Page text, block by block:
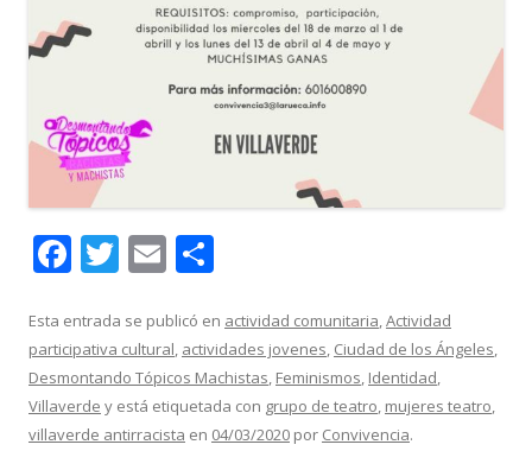
F
e
b
o
o
T
itt
er
E
ai
l
m
p
ar
ti
Esta entrada se publicó en actividad comunitaria,Actividad
participativa cultural, actividades jovenes, Ciudad de los Ángeles,
Desmontando Tópicos Machistas, Feminismos, Identidad,
Villaverde y está etiquetada con grupo de teatro, mujeres teatro,
villaverde antirracista en 04/03/2020 por Convivencia.